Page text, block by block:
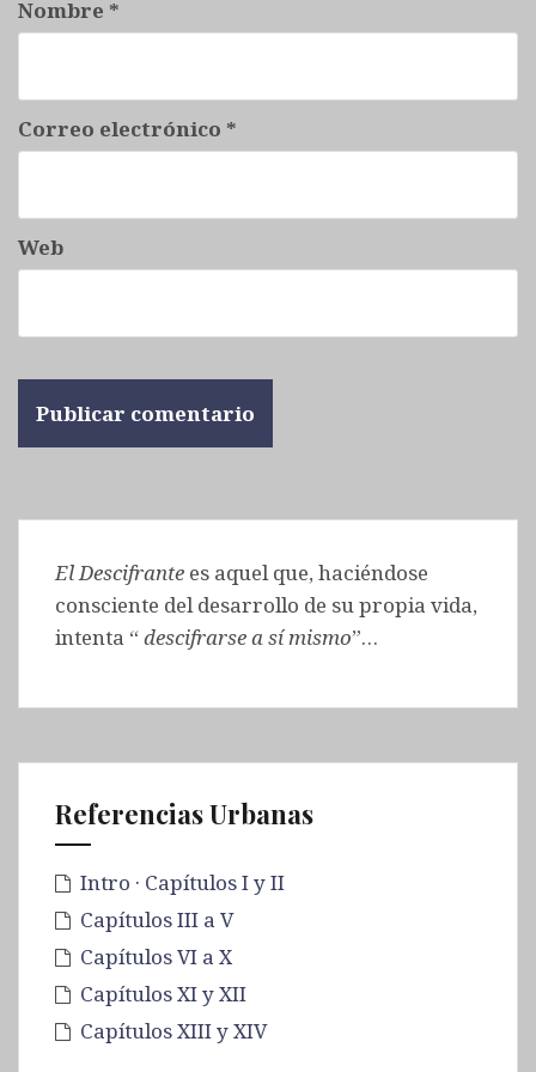
s
Nombre *
Correo electrónico *
Web
El Descifrante es aquel que, haciéndose
consciente del desarrollo de su propia vida,
intenta “descifrarsea sí mismo”…
Referencias Urbanas
Intro · Capítulos I y II
Capítulos III a V
Capítulos VI a X
Capítulos XI y XII
Capítulos XIII y XIV